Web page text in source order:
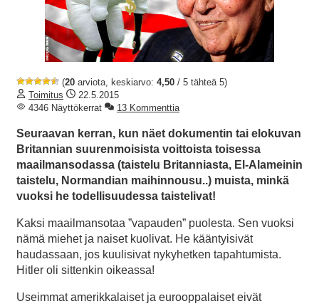
(20 arviota, keskiarvo: 4,50 / 5 tähteä 5)
Toimitus
22.5.2015
4346 Näyttökerrat
13 Kommenttia
Seuraavan kerran, kun näet dokumentin tai elokuvan
Britannian suurenmoisista voittoista toisessa
maailmansodassa (taistelu Britanniasta, El-Alameinin
taistelu, Normandian maihinnousu..) muista, minkä
vuoksi he todellisuudessa taistelivat!
Kaksi maailmansotaa ”vapauden” puolesta. Sen vuoksi
nämä miehet ja naiset kuolivat. He kääntyisivät
haudassaan, jos kuulisivat nykyhetken tapahtumista.
Hitler oli sittenkin oikeassa!
Useimmat amerikkalaiset ja eurooppalaiset eivät